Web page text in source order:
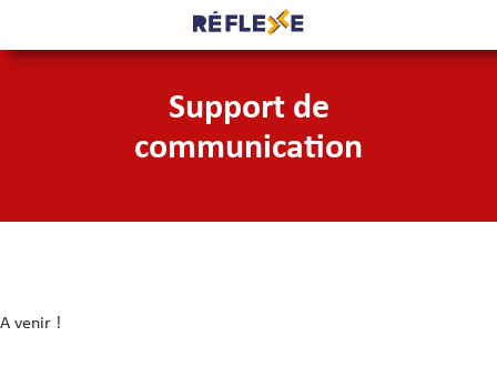
Support de
communication
A venir !